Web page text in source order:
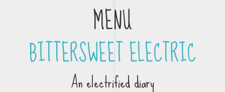
MENU
Skip to contentBITTERSWEET ELECTRIC
An electrified diary